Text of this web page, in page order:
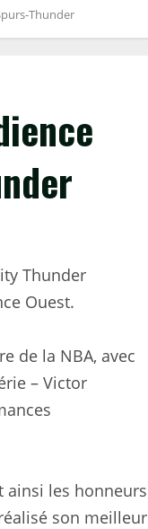
Thunder
Thunder
Ouest.
de la NBA, avec
– Victor
ainsi les honneurs
son meilleur